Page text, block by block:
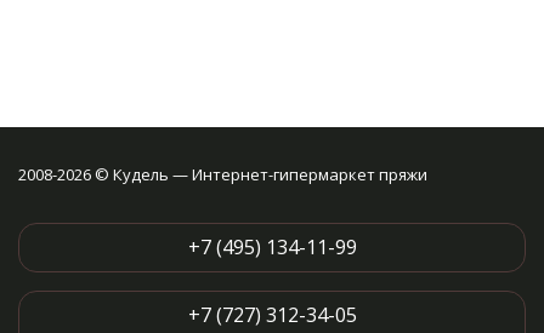
2008-2026 © Кудель — Интернет-гипермаркет пряжи
+7 (495) 134-11-99
+7 (727) 312-34-05